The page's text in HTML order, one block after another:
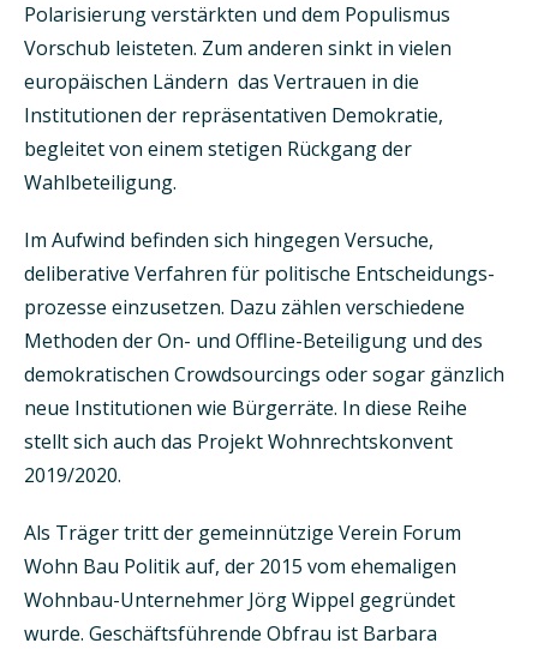
Polarisierung verstärkten und dem Populismus
Vorschub leisteten. Zum anderen sinkt in vielen
europäischen Ländern das Vertrauen in die
Institutionen der repräsentativen Demokratie,
begleitet von einem stetigen Rückgang der
Wahlbeteiligung.
Im Aufwind befinden sich hingegen Versuche,
deliberative Verfahren für politische Entscheidungs­
prozesse einzusetzen. Dazu zählen verschiedene
Methoden der On- und Offline-Beteiligung und des
demokratischen Crowdsourcings oder sogar gänzlich
neue Institutionen wie Bürgerräte. In diese Reihe
stellt sich auch das Projekt Wohnrechtskonvent
2019/2020.
Als Träger tritt der gemeinnützige Verein Forum
Wohn Bau Politik auf, der 2015 vom ehemaligen
Wohnbau-Unternehmer Jörg Wippel gegründet
wurde. Geschäftsführende Obfrau ist Barbara